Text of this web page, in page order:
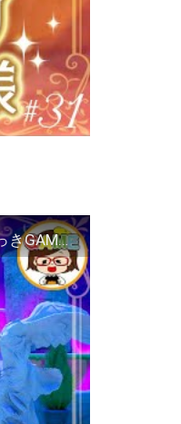
【あつ森#33】アイーダ様のお城つくってみた❤島クリエイター❤ゆっきGAMEわーるど